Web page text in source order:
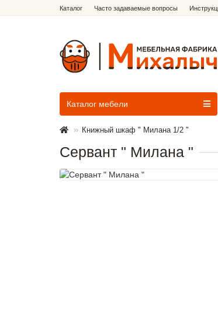
Каталог Часто задаваемые вопросы
Каталог мебели
Книжный шкаф " Милана 1/2 "
Сервант " Милана "